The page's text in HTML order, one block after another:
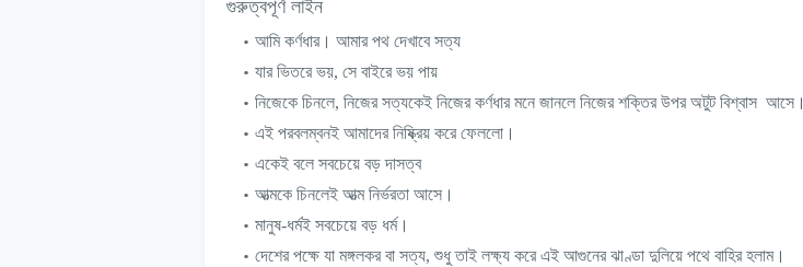
গুরুত্বপূর্ণ লাইন
আমি কর্ণধার। আমার পথ দেখাবে সত্য
যার ভিতরে ভয়, সে বাইরে ভয় পায়
নিজেকে চিনলে, নিজের সত্যকেই নিজের কর্ণধার মনে জানলে নিজের শক্তির উপর অটুট বিশ্বাস আসে।
এই পরবলম্বনই আমাদের নিষ্ক্রিয় করে ফেললো।
একেই বলে সবচেয়ে বড় দাসত্ব
আত্মকে চিনলেই আত্ম নির্ভরতা আসে।
মানুষ-ধর্মই সবচেয়ে বড় ধর্ম।
দেশের পক্ষে যা মঙ্গলকর বা সত্য, শুধু তাই লক্ষ্য করে এই আগুনের ঝাণ্ডা দুলিয়ে পথে বাহির হলাম।